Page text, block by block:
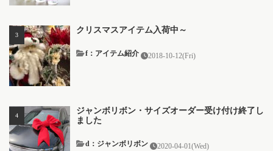
クリスマスアイテム入荷中～
2018-10-12(Fri)
f：アイテム紹介
ジャンボリボン・サイズオーダー受け付け終了し
ました
2020-04-01(Wed)
d：ジャンボリボン